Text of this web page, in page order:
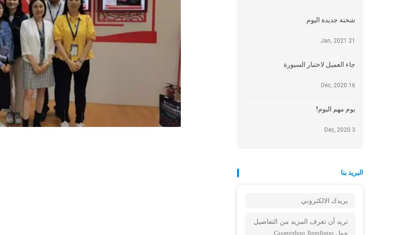
شحنة جديدة اليوم
21 Jan, 2021
جاء العميل لاختبار السبورة
16 Dec, 2020
يوم مهم اليوم!
3 Dec, 2020
البريد بنا